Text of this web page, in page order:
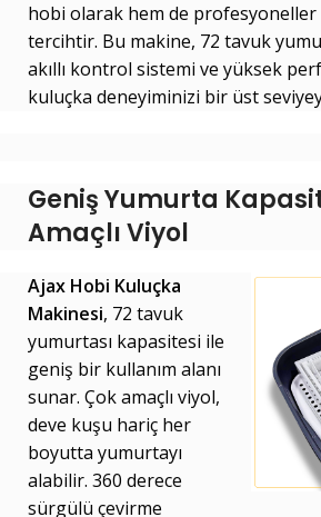
hobi olarak hem de profesyoneller
tercihtir. Bu makine, 72 tavuk
akıllı kontrol sistemi ve yüksek
kuluçka deneyiminizi bir üst
Geniş Yumurta
Amaçlı Viyol
Ajax Hobi Kuluçka
Makinesi, 72 tavuk
yumurtası kapasitesi ile
geniş bir kullanım alanı
sunar. Çok amaçlı viyol,
deve kuşu hariç her
boyutta yumurtayı
alabilir. 360 derece
sürgülü çevirme